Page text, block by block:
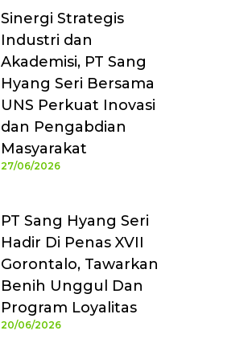
Sinergi Strategis
Industri dan
Akademisi, PT Sang
Hyang Seri Bersama
UNS Perkuat Inovasi
dan Pengabdian
Masyarakat
27/06/2026
PT Sang Hyang Seri
Hadir Di Penas XVII
Gorontalo, Tawarkan
Benih Unggul Dan
Program Loyalitas
20/06/2026